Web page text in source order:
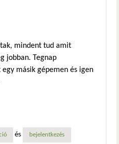
mindent tud amit
jobban. Tegnap
másik gépemen és igen
és bejelentkezés